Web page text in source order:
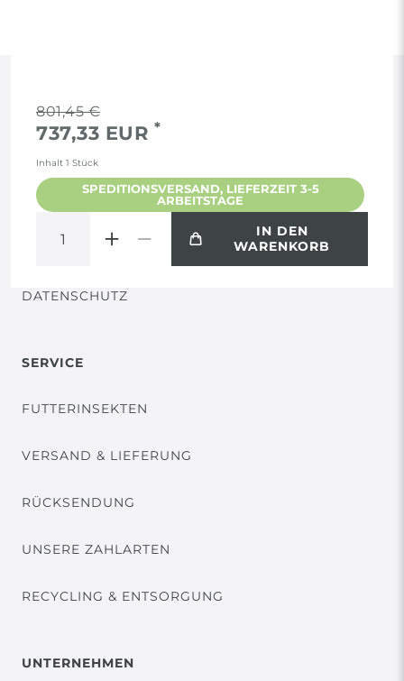
801,45 €
737,33 EUR *
Inhalt 1 Stück
SPEDITIONSVERSAND, LIEFERZEIT 3-5
ARBEITSTAGE
IN DEN
WARENKORB
RECHTLICHES
AGB
WIDERRUF
VERTRAG WIDERRUFEN
DATENSCHUTZ
SERVICE
FUTTERINSEKTEN
VERSAND & LIEFERUNG
RÜCKSENDUNG
UNSERE ZAHLARTEN
RECYCLING & ENTSORGUNG
UNTERNEHMEN